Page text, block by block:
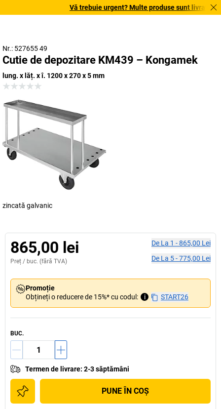
Vă trebuie urgent? Multe produse sunt livrate în
Nr.: 527655 49
Cutie de depozitare KM439 – Kongamek
lung. x lăț. x î. 1200 x 270 x 5 mm
zincată galvanic
865,00 lei
Preț / buc. (fără TVA)
De La 1 -865,00 Lei
De La 5-775,00 Lei
Promoție
Obțineți o reducere de 15%* cu codul:
i START26
BUC.
Termen de livrare: 2-3 săptămâni
PUNE ÎN COŞ